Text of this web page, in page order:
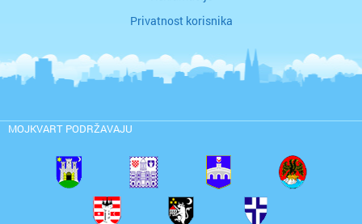
Privatnost korisnika
MOJKVART PODRŽAVAJU